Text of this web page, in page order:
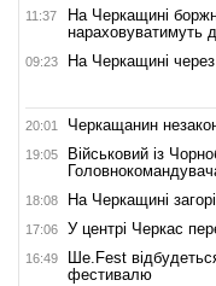
11:37
На Черкащині
нараховуватимуть
09:23 На Черкащині
20:01 Черкащанин
19:05
Військовий із
18:08 На Черкащині
17:06 У центрі Черкас
16:49
Ше.Fest
фестивалю